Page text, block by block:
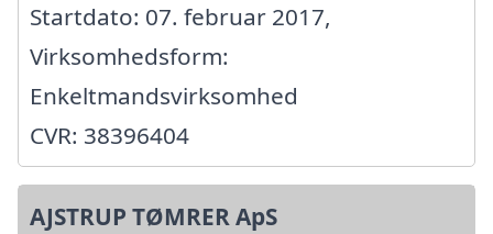
Startdato: 07. februar 2017,
Virksomhedsform:
Enkeltmandsvirksomhed
CVR: 38396404
AJSTRUP TØMRER ApS